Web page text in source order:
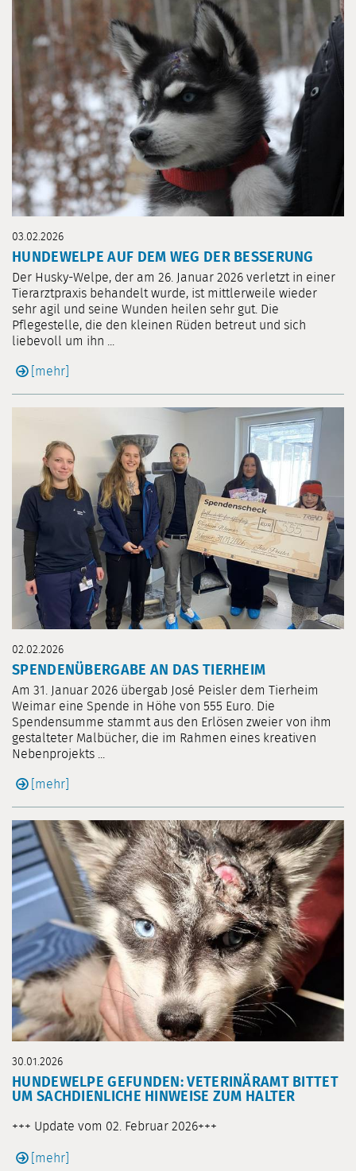
03.02.2026
HUNDEWELPE AUF DEM WEG DER BESSERUNG
Der Husky-Welpe, der am 26. Januar 2026 verletzt in einer
Tierarztpraxis behandelt wurde, ist mittlerweile wieder
sehr agil und seine Wunden heilen sehr gut. Die
Pflegestelle, die den kleinen Rüden betreut und sich
liebevoll um ihn ...
[mehr]
02.02.2026
SPENDENÜBERGABE AN DAS TIERHEIM
Am 31. Januar 2026 übergab José Peisler dem Tierheim
Weimar eine Spende in Höhe von 555 Euro. Die
Spendensumme stammt aus den Erlösen zweier von ihm
gestalteter Malbücher, die im Rahmen eines kreativen
Nebenprojekts ...
[mehr]
30.01.2026
HUNDEWELPE GEFUNDEN: VETERINÄRAMT BITTET
UM SACHDIENLICHE HINWEISE ZUM HALTER
+++ Update vom 02. Februar 2026+++
[mehr]